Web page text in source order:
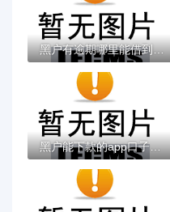
黑户有逾期哪里能借到钱啊急用！看这5个黑户...
黑户能下款的app口子有哪些？今天带来10款黑...